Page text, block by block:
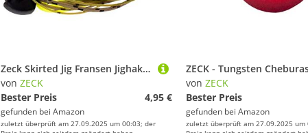
Zeck Skirted Jig Fransen Jighaken - Fransenköder Jigkopf, Größe/Gewicht:Gr. 1/0 / 5g, Zeck Farbe:Moor Kiwi
von ZECK
Bester Preis
4,95 €
gefunden bei Amazon
zuletzt überprüft am 27.09.2025 um 00:03; der
von ZECK
Bester Preis
gefunden bei Amazon
zuletzt überprüft am 27.09.2025 um